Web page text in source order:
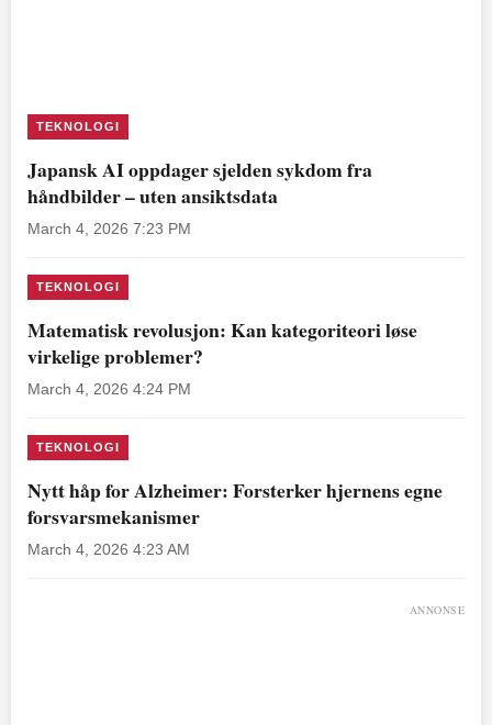
TEKNOLOGI
Japansk AI oppdager sjelden sykdom fra
håndbilder – uten ansiktsdata
March 4, 2026 7:23 PM
TEKNOLOGI
Matematisk revolusjon: Kan kategoriteori løse
virkelige problemer?
March 4, 2026 4:24 PM
TEKNOLOGI
Nytt håp for Alzheimer: Forsterker hjernens egne
forsvarsmekanismer
March 4, 2026 4:23 AM
ANNONSE